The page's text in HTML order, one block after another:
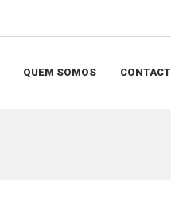
QUEM SOMOS